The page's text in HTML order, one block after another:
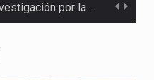
La inversión extranjera directa en Colombia comenzó a dar señales…